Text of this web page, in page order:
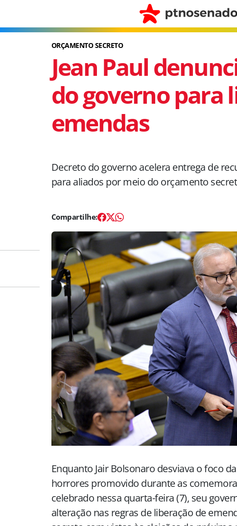
ORÇAMENTO SECRETO
Jean Paul
do governo para
emendas
Decreto do governo acelera entrega de
para aliados por meio do orçamento
Enquanto Jair Bolsonaro desviava o foco
horrores promovido durante as
celebrado nessa quarta-feira (7), seu
alteração nas regras de liberação de